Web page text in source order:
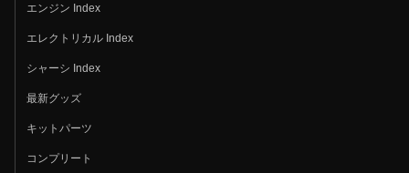
エンジン Index
エレクトリカル Index
シャーシ Index
最新グッズ
キットパーツ
コンプリート